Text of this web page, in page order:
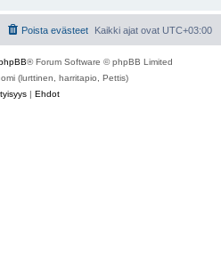
Kaikki ajat ovat UTC+03:00
Poista evästeet
® Forum Software © phpBB Limited
(lurttinen, harritapio, Pettis)
| Ehdot